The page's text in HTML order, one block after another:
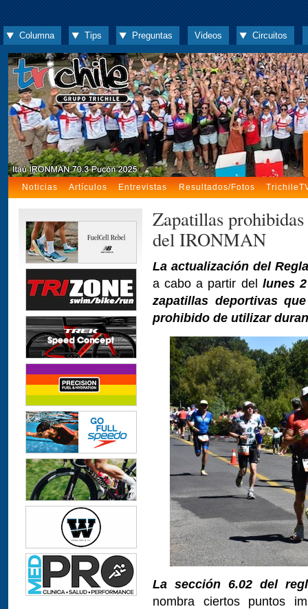
Columna Tips Preguntas Videos Circuitos
Noticias Artículos Entrevistas Resultados/Fotos
Zapatillas
del IRONMAN
La actualización del
a cabo a partir del lunes
zapatillas deportivas
prohibido de utilizar
La sección 6.02 del
nombra ciertos puntos